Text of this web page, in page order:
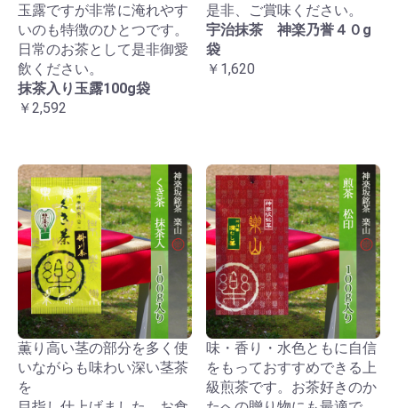
玉露ですが非常に淹れやす
いのも特徴のひとつです。
日常のお茶として是非御愛
飲ください。
抹茶入り玉露100g袋
￥2,592
是非、ご賞味ください。
宇治抹茶 神楽乃誉４０g
袋
￥1,620
薫り高い茎の部分を多く使
いながらも味わい深い茎茶
を
味・香り・水色ともに自信
をもっておすすめできる上
級煎茶です。お茶好きのか